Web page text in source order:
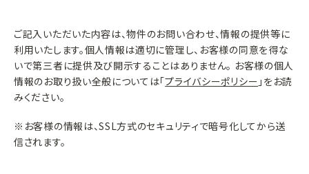
ご記入いただいた内容は、物件のお問い合わせ、情報の提供等に
利用いたします。個人情報は適切に管理し、お客様の同意を得な
いで第三者に提供及び開示することはありません。 お客様の個人
情報のお取り扱い全般については「プライバシーポリシー 」をお読
みください。
※お客様の情報は、SSL方式のセキュリティで暗号化してから送
信されます。